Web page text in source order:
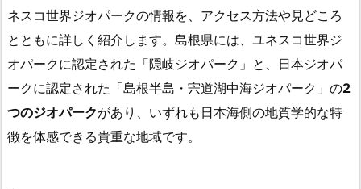
ネスコ世界ジオパークの情報を、アクセス方法や見どころ
とともに詳しく紹介します。島根県には、ユネスコ世界ジ
オパークに認定された「隠岐ジオパーク」と、日本ジオパ
ークに認定された「島根半島・宍道湖中海ジオパーク」の2
つのジオパークがあり、いずれも日本海側の地質学的な特
徴を体感できる貴重な地域です。